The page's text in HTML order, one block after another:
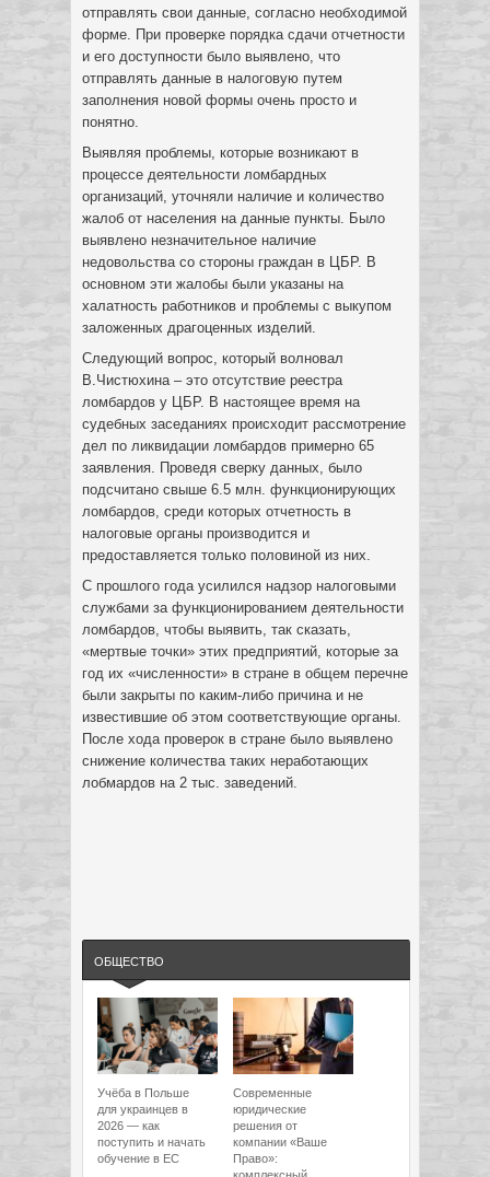
отправлять свои данные, согласно необходимой
форме. При проверке порядка сдачи отчетности
и его доступности было выявлено, что
отправлять данные в налоговую путем
заполнения новой формы очень просто и
понятно.
Выявляя проблемы, которые возникают в
процессе деятельности ломбардных
организаций, уточняли наличие и количество
жалоб от населения на данные пункты. Было
выявлено незначительное наличие
недовольства со стороны граждан в ЦБР. В
основном эти жалобы были указаны на
халатность работников и проблемы с выкупом
заложенных драгоценных изделий.
Следующий вопрос, который волновал
В.Чистюхина – это отсутствие реестра
ломбардов у ЦБР. В настоящее время на
судебных заседаниях происходит рассмотрение
дел по ликвидации ломбардов примерно 65
заявления. Проведя сверку данных, было
подсчитано свыше 6.5 млн. функционирующих
ломбардов, среди которых отчетность в
налоговые органы производится и
предоставляется только половиной из них.
С прошлого года усилился надзор налоговыми
службами за функционированием деятельности
ломбардов, чтобы выявить, так сказать,
«мертвые точки» этих предприятий, которые за
год их «численности» в стране в общем перечне
были закрыты по каким-либо причина и не
известившие об этом соответствующие органы.
После хода проверок в стране было выявлено
снижение количества таких неработающих
лобмардов на 2 тыс. заведений.
ОБЩЕСТВО
Учёба в Польше
для украинцев в
2026 — как
поступить и начать
обучение в ЕС
Современные
юридические
решения от
компании «Ваше
Право»: